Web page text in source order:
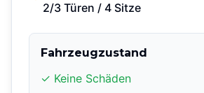
2/3 Türen / 4 Sitze
Fahrzeugzustand
✓ Keine Schäden